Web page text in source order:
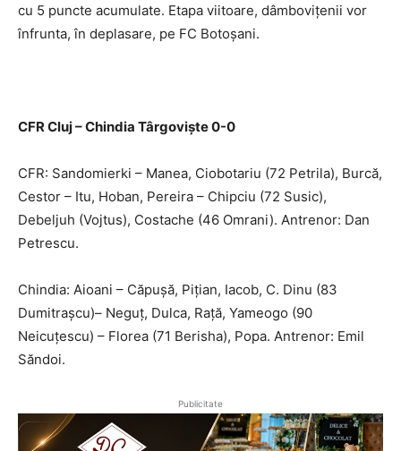
cu 5 puncte acumulate. Etapa viitoare, dâmbovițenii vor
înfrunta, în deplasare, pe FC Botoșani.
CFR Cluj – Chindia Târgoviște 0-0
CFR: Sandomierki – Manea, Ciobotariu (72 Petrila), Burcă,
Cestor – Itu, Hoban, Pereira – Chipciu (72 Susic),
Debeljuh (Vojtus), Costache (46 Omrani). Antrenor: Dan
Petrescu.
Chindia: Aioani – Căpușă, Pițian, Iacob, C. Dinu (83
Dumitrașcu)– Neguț, Dulca, Rață, Yameogo (90
Neicuțescu) – Florea (71 Berisha), Popa. Antrenor: Emil
Săndoi.
Publicitate